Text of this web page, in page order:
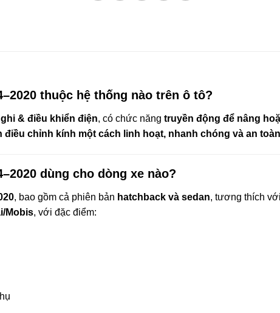
thuộc hệ thống nào trên ô tô?
& điều khiển điện, có chức năng truyền động để nâng
chỉnh kính một cách linh hoạt, nhanh chóng và an toàn
dùng cho dòng xe nào?
, bao gồm cả phiên bản hatchback và sedan, tương thích với
Mobis, với đặc điểm: